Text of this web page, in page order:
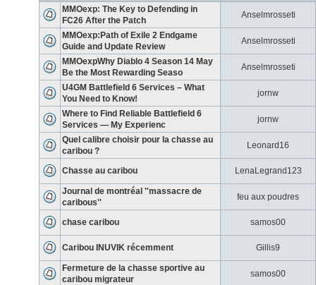
MMOexp: The Key to Defending in
FC26 After the Patch
Anselmrosseti
MMOexp:Path of Exile 2 Endgame
Guide and Update Review
Anselmrosseti
MMOexpWhy Diablo 4 Season 14 May
Be the Most Rewarding Seaso
Anselmrosseti
U4GM Battlefield 6 Services – What
You Need to Know!
jornw
Where to Find Reliable Battlefield 6
Services — My Experienc
jornw
Quel calibre choisir pour la chasse au
caribou ?
Leonard16
Chasse au caribou LenaLegrand123
Journal de montréal ''massacre de
caribous''
feu aux poudres
chase caribou samos00
Caribou INUVIK récemment Gillis9
Fermeture de la chasse sportive au
caribou migrateur
samos00